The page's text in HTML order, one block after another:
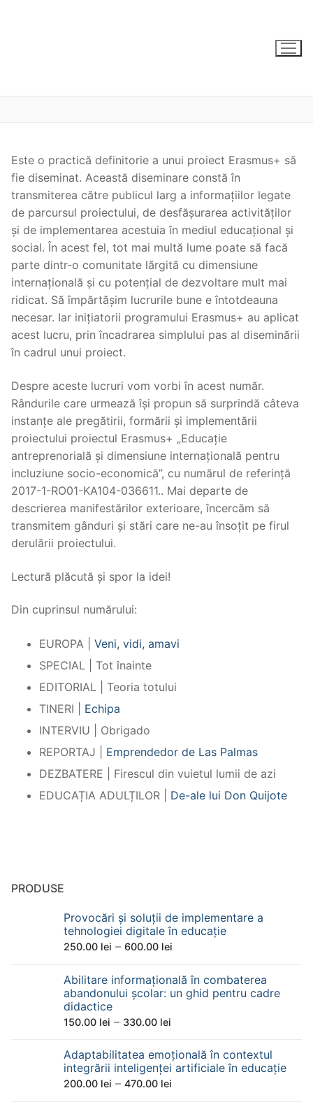
Este o practică definitorie a unui proiect Erasmus+ să
fie diseminat. Această diseminare constă în
transmiterea către publicul larg a informațiilor legate
de parcursul proiectului, de desfășurarea activităților
și de implementarea acestuia în mediul educațional și
social. În acest fel, tot mai multă lume poate să facă
parte dintr-o comunitate lărgită cu dimensiune
internațională și cu potențial de dezvoltare mult mai
ridicat. Să împărtășim lucrurile bune e întotdeauna
necesar. Iar inițiatorii programului Erasmus+ au aplicat
acest lucru, prin încadrarea simplului pas al diseminării
în cadrul unui proiect.
Despre aceste lucruri vom vorbi în acest număr.
Rândurile care urmează își propun să surprindă câteva
instanțe ale pregătirii, formării și implementării
proiectului proiectul Erasmus+ „Educație
antreprenorială și dimensiune internațională pentru
incluziune socio-economică”, cu numărul de referință
2017-1-RO01-KA104-036611.. Mai departe de
descrierea manifestărilor exterioare, încercăm să
transmitem gânduri și stări care ne-au însoțit pe firul
derulării proiectului.
Lectură plăcută și spor la idei!
Din cuprinsul numărului:
EUROPA | Veni, vidi, amavi
SPECIAL | Tot înainte
EDITORIAL | Teoria totului
TINERI | Echipa
INTERVIU | Obrigado
REPORTAJ | Emprendedor de Las Palmas
DEZBATERE | Firescul din vuietul lumii de azi
EDUCAȚIA ADULȚILOR | De-ale lui Don Quijote
PRODUSE
Provocări și soluții de implementare a
tehnologiei digitale în educație
250.00 lei – 600.00 lei
prețuri:
250.00 lei
600.00 lei
Abilitare informațională în combaterea
abandonului școlar: un ghid pentru cadre
didactice
150.00 lei – 330.00 lei
prețuri:
150.00 lei
până
Adaptabilitatea emoțională în contextul
integrării inteligenței artificiale în educație
200.00 lei – 470.00 lei